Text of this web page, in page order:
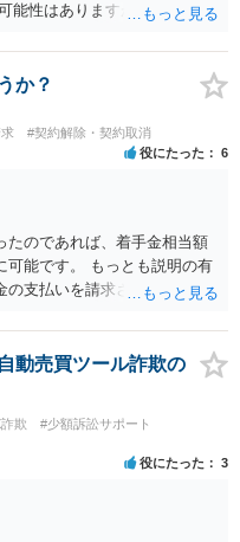
能性はありますが、悪用され
しておくといいでしょう。
か？
#契約解除・契約取消
役にたった 6
たのであれば、着手金相当額
可能です。 もっとも説明の有
の支払いを請求される可能性
す。
動売買ツール詐欺の
欺
#少額訴訟サポート
役にたった 3